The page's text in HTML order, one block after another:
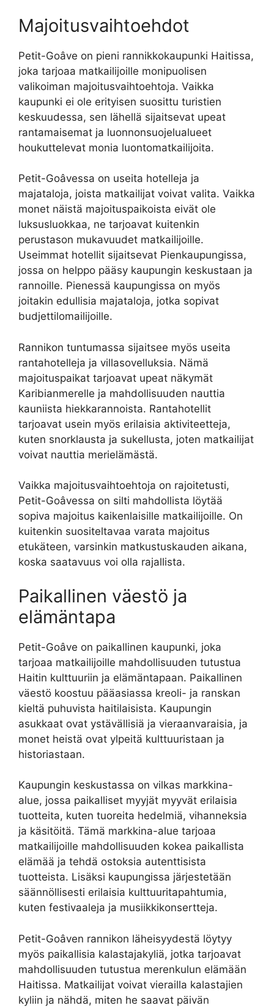
Majoitusvaihtoehdot
Petit-Goâve on pieni rannikkokaupunki Haitissa,
joka tarjoaa matkailijoille monipuolisen
valikoiman majoitusvaihtoehtoja. Vaikka
kaupunki ei ole erityisen suosittu turistien
keskuudessa, sen lähellä sijaitsevat upeat
rantamaisemat ja luonnonsuojelualueet
houkuttelevat monia luontomatkailijoita.
Petit-Goâvessa on useita hotelleja ja
majataloja, joista matkailijat voivat valita. Vaikka
monet näistä majoituspaikoista eivät ole
luksusluokkaa, ne tarjoavat kuitenkin
perustason mukavuudet matkailijoille.
Useimmat hotellit sijaitsevat Pienkaupungissa,
jossa on helppo pääsy kaupungin keskustaan ​​ja
rannoille. Pienessä kaupungissa on myös
joitakin edullisia majataloja, jotka sopivat
budjettilomailijoille.
Rannikon tuntumassa sijaitsee myös useita
rantahotelleja ja villasovelluksia. Nämä
majoituspaikat tarjoavat upeat näkymät
Karibianmerelle ja mahdollisuuden nauttia
kauniista hiekkarannoista. Rantahotellit
tarjoavat usein myös erilaisia ​​aktiviteetteja,
kuten snorklausta ja sukellusta, joten matkailijat
voivat nauttia merielämästä.
Vaikka majoitusvaihtoehtoja on rajoitetusti,
Petit-Goâvessa on silti mahdollista löytää
sopiva majoitus kaikenlaisille matkailijoille. On
kuitenkin suositeltavaa varata majoitus
etukäteen, varsinkin matkustuskauden aikana,
koska saatavuus voi olla rajallista.
Paikallinen väestö ja
elämäntapa
Petit-Goâve on paikallinen kaupunki, joka
tarjoaa matkailijoille mahdollisuuden tutustua
Haitin kulttuuriin ja elämäntapaan. Paikallinen
väestö koostuu pääasiassa kreoli- ja ranskan
kieltä puhuvista haitilaisista. Kaupungin
asukkaat ovat ystävällisiä ja vieraanvaraisia, ja
monet heistä ovat ylpeitä kulttuuristaan ​​ja
historiastaan.
Kaupungin keskustassa on vilkas markkina-
alue, jossa paikalliset myyjät myyvät erilaisia ​​
tuotteita, kuten tuoreita hedelmiä, vihanneksia
ja käsitöitä. Tämä markkina-alue tarjoaa
matkailijoille mahdollisuuden kokea paikallista
elämää ja tehdä ostoksia autenttisista
tuotteista. Lisäksi kaupungissa järjestetään
säännöllisesti erilaisia ​​kulttuuritapahtumia,
kuten festivaaleja ja musiikkikonsertteja.
Petit-Goâven rannikon läheisyydestä löytyy
myös paikallisia kalastajakyliä, jotka tarjoavat
mahdollisuuden tutustua merenkulun elämään
Haitissa. Matkailijat voivat vierailla kalastajien
kyliin ja nähdä, miten he saavat päivän